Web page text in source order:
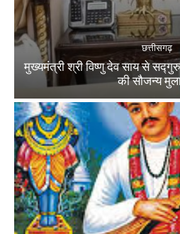
छत्तीसगढ़
मुख्यमंत्री श्री विष्णु देव साय से
की सौजन्य